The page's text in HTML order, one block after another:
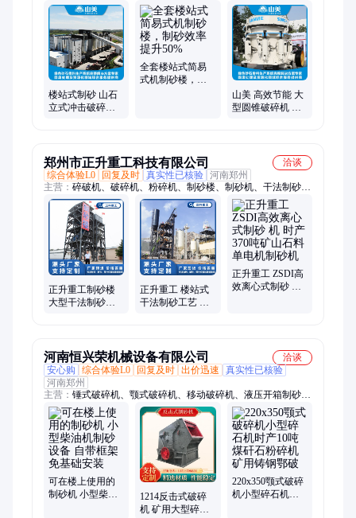
机
楼站式制砂 山石
立式冲击破碎机
全套楼站式简易
式机制砂楼，制
山美 高效节能 大
型圆锥破碎机 破
郑州市正升重工科技有限公司
洽谈
综合体验L0
回复及时 真实性已核验 河南郑州
主营： 碎破机、破碎机、粉碎机、制砂楼、制砂机、干法制砂、
高效制砂设备、整形制砂设备、干式制砂设备、破碎制砂设备、
石屑制砂设备、冲击式制砂设备、楼式制砂生产线、整形设备、
细碎设备、砂石骨料、破碎生产线、石英石砂石、移动破碎站、
干法制沙设备、冲击破碎设备、河石制沙设备、石灰岩打砂机、
单电机制沙机、搅拌站用配套制
正升重工制砂楼
大型干法制砂成
正升重工 楼站式
干法制砂工艺 干
正升重工 ZSDI高
效离心式制砂 机
河南恒兴荣机械设备有限公司
洽谈
安心购
综合体验L0 回复及时 出价迅速
真实性已核验
河南郑州
主营： 锤式破碎机、颚式破碎机、移动破碎机、液压开箱制砂
机、锤式制砂机、移动制砂机、对辊制砂机、振动筛、颚破、箱
式破碎机、煤炭破碎机、建筑垃圾破碎机、混凝土块破碎机、打
包机、砖机、撕碎机、泥石分离机、无轴滚筒筛、塑料粉碎机、
液压砖机、水泥砖机、木材粉碎机、立式复合破碎机、80目粉碎
机
可在楼上使用的
制砂机 小型柴油
1214反击式破碎
机 矿用大型碎石
220x350颚式破碎
机小型碎石机时